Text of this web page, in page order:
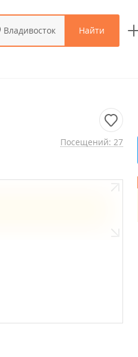
Владивосток Найти
Посещений: 27